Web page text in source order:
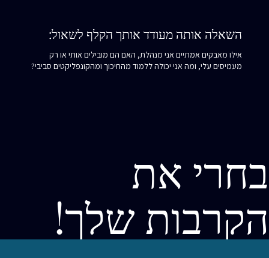
השאלה אותה מעודד אותך הקלף לשאול:
אילו מאבקים אמתיים אני מנהלת, האם הם מובילים אותי או רק
מעמיסים עלי, ומה אני יכולה ללמוד מהחיכוך ומהקונפליקטים סביבי?
בחרי את
הקרבות שלך!